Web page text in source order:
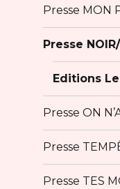
Presse MON
Presse
Editions
Presse ON
Presse
Presse TES